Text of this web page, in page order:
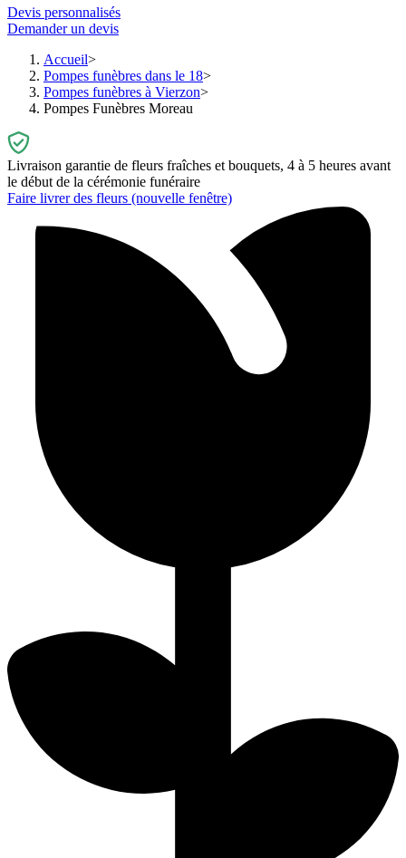
Devis personnalisés
Demander un devis
Accueil
Pompes funèbres dans le 18
Pompes funèbres à Vierzon
Pompes Funèbres Moreau
Livraison garantie de fleurs fraîches et bouquets, 4 à 5 heures avant
le début de la cérémonie funéraire
Faire livrer des fleurs (nouvelle fenêtre)